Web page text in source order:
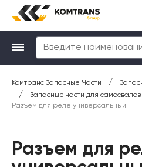
Комтранс Запасные Части /
/ Запасные части для самосвалов
Разъем для реле универсальный
Разъем для